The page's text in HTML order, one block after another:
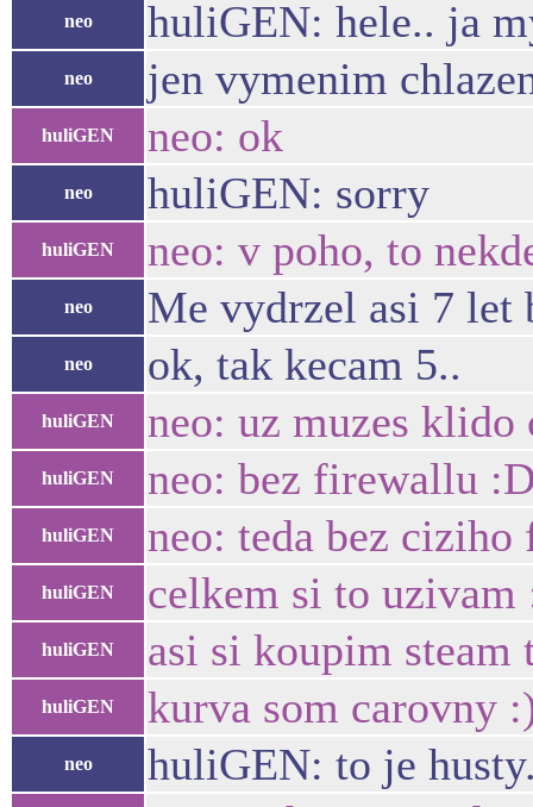
neo huliGEN: hele.. ja
neo jen vymenim
huliGEN neo: ok
neo huliGEN: sorry
huliGEN neo: v poho, to
neo Me vydrzel asi 7 let
neo ok, tak kecam 5..
huliGEN neo: uz muzes
huliGEN neo: bez firewallu
huliGEN neo: teda bez
huliGEN celkem si to uzivam
huliGEN asi si koupim
huliGEN kurva som carovny
neo
huliGEN: to je